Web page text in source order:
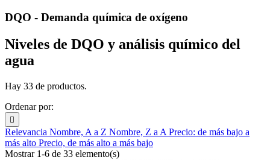
DQO - Demanda química de oxígeno
Niveles de DQO y análisis químico del
agua
Hay 33 de productos.
Ordenar por:

Relevancia Nombre, A a Z Nombre, Z a A Precio: de más bajo a
más alto Precio, de más alto a más bajo
Mostrar 1-6 de 33 elemento(s)